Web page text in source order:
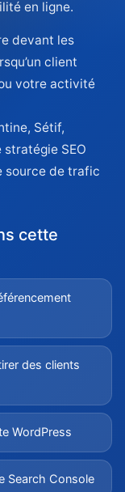
en ligne.
devant les
client
votre activité
Sétif,
SEO
source de trafic
cette
des clients
WordPress
Search Console